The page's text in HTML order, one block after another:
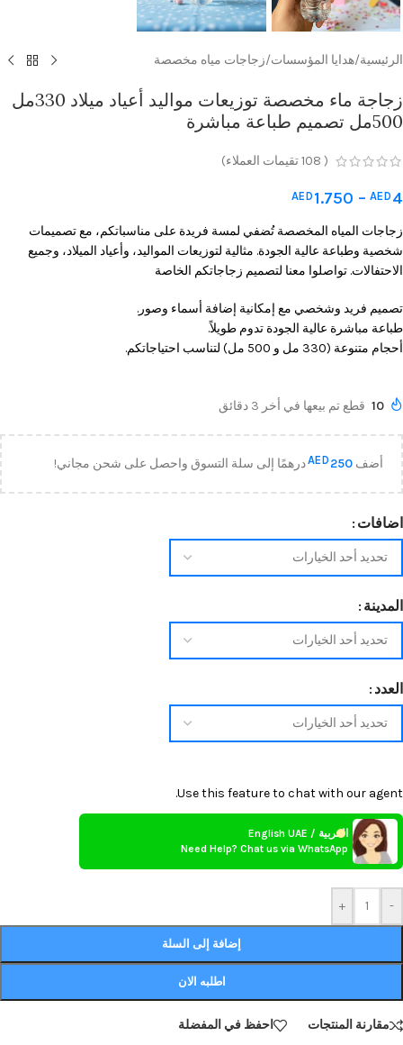
الرئيسية/هدايا المؤسسات/زجاجات مياه مخصصة
زجاجة ماء مخصصة توزيعات مواليد أعياد ميلاد 330مل
500مل تصميم طباعة مباشرة
(
108تقيمات العملاء)
AED 4
–
AED 1.750
زجاجات المياه المخصصة تُضفي لمسة فريدة على مناسباتكم، مع تصميمات
شخصية وطباعة عالية الجودة. مثالية لتوزيعات المواليد، وأعياد الميلاد، وجميع
الاحتفالات. تواصلوا معنا لتصميم زجاجاتكم الخاصة
تصميم فريد وشخصي مع إمكانية إضافة أسماء وصور.
طباعة مباشرة عالية الجودة تدوم طويلاً.
أحجام متنوعة (330 مل و 500 مل) لتناسب احتياجاتكم.
10 قطع تم بيعها في أخر 3 دقائق
أضف AED 250 درهمًا إلى سلة التسوق واحصل على شحن مجاني!
اضافات
المدينة
العدد
-
+
Use this feature to chat with our agent.
العربية / English UAE
Need Help? Chat us via WhatsApp
إضافة إلى السلة
اطلبه الان
مقارنة المنتجات احفظ في المفضلة